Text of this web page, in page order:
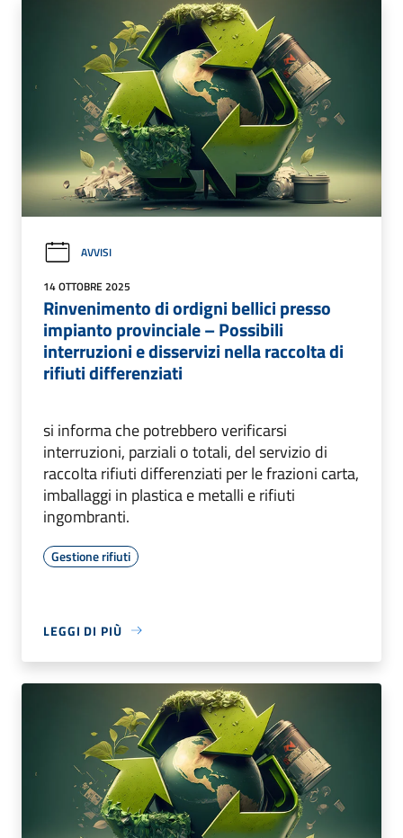
AVVISI
14 OTTOBRE 2025
Rinvenimento di ordigni bellici presso
impianto provinciale – Possibili
interruzioni e disservizi nella raccolta di
rifiuti differenziati
si informa che potrebbero verificarsi
interruzioni, parziali o totali, del servizio di
raccolta rifiuti differenziati per le frazioni carta,
imballaggi in plastica e metalli e rifiuti
ingombranti.
Gestione rifiuti
LEGGI DI PIÙ